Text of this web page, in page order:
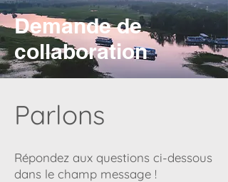
Demande de
collaboration
Parlons
Répondez aux questions ci-dessous
dans le champ message !